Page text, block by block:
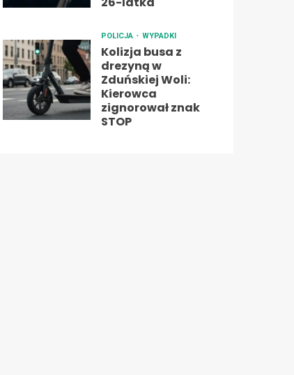
POLICJA WYPADKI
Kolizja busa z
drezyną w
Zduńskiej Woli:
Kierowca
zignorował znak
STOP